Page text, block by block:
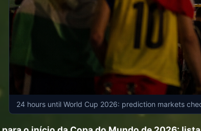
24 hours until World Cup 2026: prediction markets